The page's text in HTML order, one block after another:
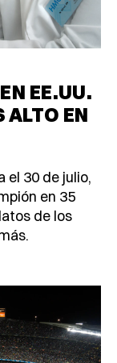
EE.UU.
ALTO EN
el 30 de julio,
en 35
de los